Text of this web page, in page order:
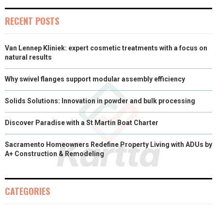
RECENT POSTS
Van Lennep Kliniek: expert cosmetic treatments with a focus on
natural results
Why swivel flanges support modular assembly efficiency
Solids Solutions: Innovation in powder and bulk processing
Discover Paradise with a St Martin Boat Charter
Sacramento Homeowners Redefine Property Living with ADUs by
A+ Construction & Remodeling
CATEGORIES